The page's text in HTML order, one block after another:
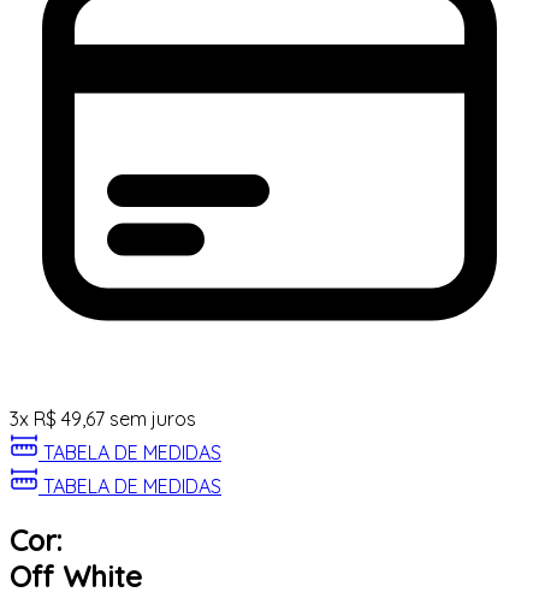
3x R$ 49,67 sem juros
TABELA DE MEDIDAS
TABELA DE MEDIDAS
Cor:
Off White